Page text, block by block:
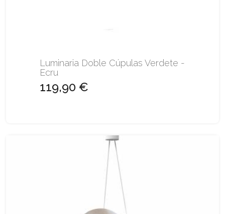
Luminaria Doble Cúpulas Verdete -
Ecru
119,90 €